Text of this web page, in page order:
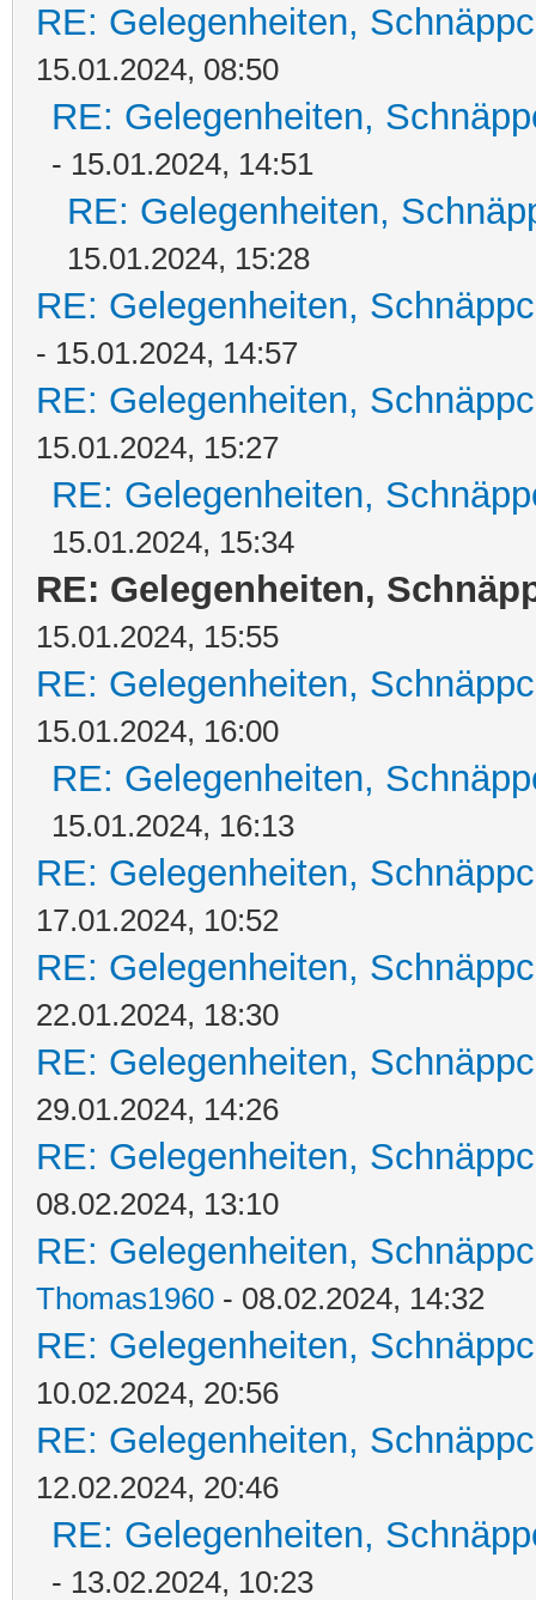
RE: Gelegenheiten,
15.01.2024, 08:50
RE: Gelegenheiten,
- 15.01.2024, 14:51
RE: Gelegenheiten,
15.01.2024, 15:28
RE: Gelegenheiten,
- 15.01.2024, 14:57
RE: Gelegenheiten,
15.01.2024, 15:27
RE: Gelegenheiten,
15.01.2024, 15:34
RE: Gelegenheiten,
15.01.2024, 15:55
RE: Gelegenheiten,
15.01.2024, 16:00
RE: Gelegenheiten,
15.01.2024, 16:13
RE: Gelegenheiten,
17.01.2024, 10:52
RE: Gelegenheiten,
22.01.2024, 18:30
RE: Gelegenheiten,
29.01.2024, 14:26
RE: Gelegenheiten,
08.02.2024, 13:10
RE: Gelegenheiten,
Thomas1960 - 08.02.2024, 14:32
RE: Gelegenheiten,
10.02.2024, 20:56
RE: Gelegenheiten,
12.02.2024, 20:46
RE: Gelegenheiten,
- 13.02.2024, 10:23